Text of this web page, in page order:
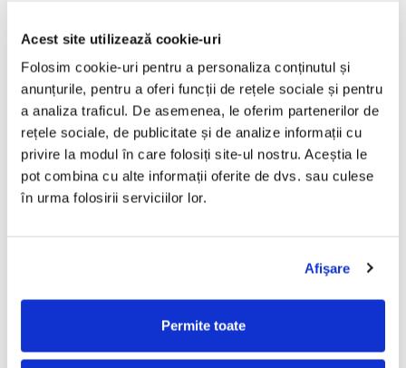
Acest site utilizează cookie-uri
Folosim cookie-uri pentru a personaliza conținutul și
anunțurile, pentru a oferi funcții de rețele sociale și pentru
a analiza traficul. De asemenea, le oferim partenerilor de
rețele sociale, de publicitate și de analize informații cu
privire la modul în care folosiți site-ul nostru. Aceștia le
pot combina cu alte informații oferite de dvs. sau culese
în urma folosirii serviciilor lor.
Afişare
Permite toate
Cheb Mami – Du Sud Au Nord
(CASETA)
50,00 Lei
ADAUGA IN COS
Chopin* – Nocturne Și
Mazurci (CASETA)
50,00 Lei
(CASETA)